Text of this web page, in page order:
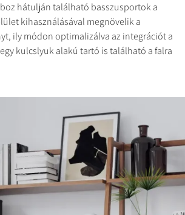
hátulján található basszusportok a
kihasználásával megnövelik a
ily módon optimalizálva az integrációt a
kulcslyuk alakú tartó is található a falra
A